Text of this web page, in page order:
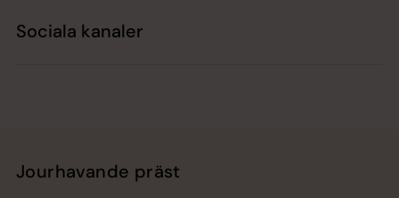
Sociala kanaler
Jourhavande präst